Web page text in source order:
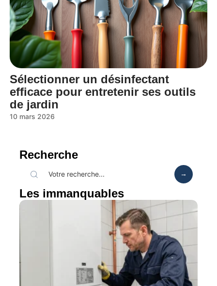
Sélectionner un désinfectant
efficace pour entretenir ses outils
de jardin
10 mars 2026
Recherche
Les immanquables